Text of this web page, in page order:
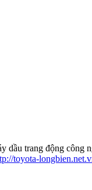
dầu trang động
toyota-